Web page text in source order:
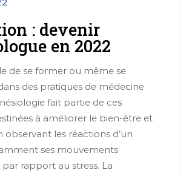
: devenir
en 2022
de se former ou même se
des pratiques de médecine
fait partie de ces
à améliorer le bien-être et
observant les réactions d’un
ses mouvements
rapport au stress. La